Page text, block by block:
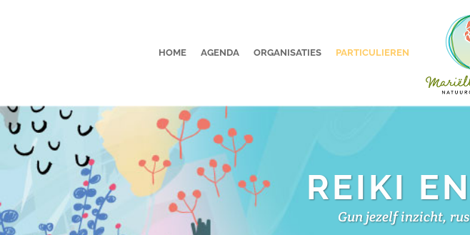
HOME AGENDA ORGANISATIES PARTICULIEREN
REIKI
Gun jezelf inzicht,